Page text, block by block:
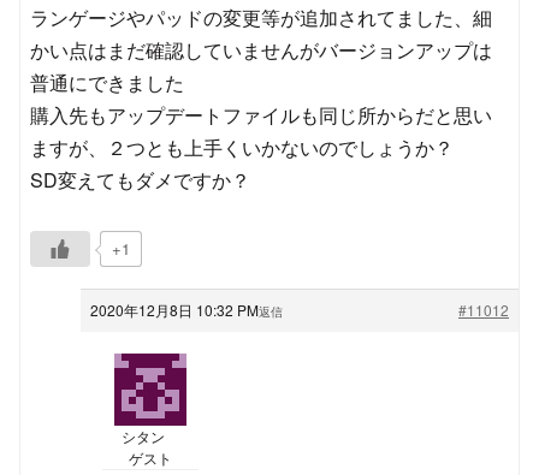
ランゲージやパッドの変更等が追加されてました、細
かい点はまだ確認していませんがバージョンアップは
普通にできました
購入先もアップデートファイルも同じ所からだと思い
ますが、２つとも上手くいかないのでしょうか？
SD変えてもダメですか？
+1
2020年12月8日 10:32 PM #11012
返信
シタン
ゲスト